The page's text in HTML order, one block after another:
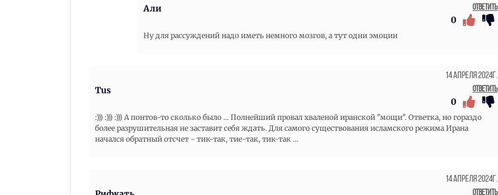
Али Ответить
0
Ну для рассуждений надо иметь немного мозгов, а тут одни эмоции
Tus
14 Апреля 2024г.
Ответить
0
:))) :))) :))) А понтов-то сколько было ... Полнейший провал хваленой иранской "мощи". Ответка, но гораздо
более разрушительная не заставит себя ждать. Для самого существования исламского режима Ирана
начался обратный отсчет - тик-так, тие-так, тик-так ...
14 Апреля 2024г.
Ответить